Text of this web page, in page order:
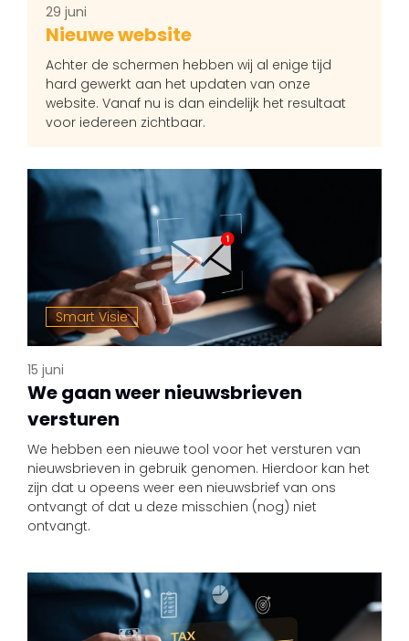
29 juni
Nieuwe website
Achter de schermen hebben wij al enige tijd
hard gewerkt aan het updaten van onze
website. Vanaf nu is dan eindelijk het resultaat
voor iedereen zichtbaar.
Smart Visie
15 juni
We gaan weer nieuwsbrieven
versturen
We hebben een nieuwe tool voor het versturen van
nieuwsbrieven in gebruik genomen. Hierdoor kan het
zijn dat u opeens weer een nieuwsbrief van ons
ontvangt of dat u deze misschien (nog) niet
ontvangt.